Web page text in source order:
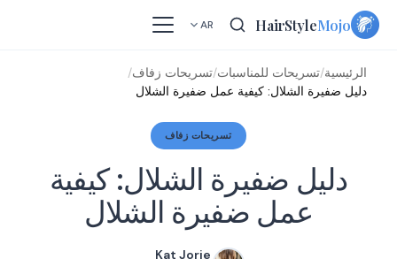
Skip
HairStyleMojo
AR
الرئيسية/تسريحات للمناسبات/تسريحات زفاف/
دليل ضفيرة الشلال: كيفية عمل ضفيرة الشلال
تسريحات زفاف
دليل ضفيرة الشلال: كيفية
عمل ضفيرة الشلال
Kat Jorie